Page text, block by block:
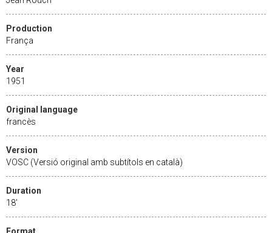
Production
França
Year
1951
Original language
francès
Version
VOSC (Versió original amb subtítols en català)
Duration
18'
Format